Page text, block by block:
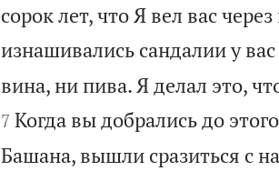
сорок лет, что Я вел вас
изнашивались сандалии у вас
вина, ни пива. Я делал это,
7 Когда вы добрались до
Башана, вышли сразиться с